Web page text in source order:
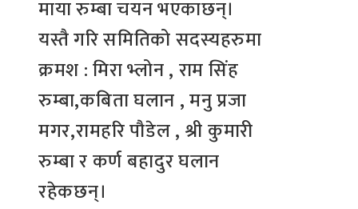
माया रुम्बा चयन भएकाछन्।
यस्तै गरि समितिको सदस्यहरुमा
क्रमश : मिरा भ्लोन , राम सिंह
रुम्बा,कबिता घलान , मनु प्रजा
मगर,रामहरि पौडेल , श्री कुमारी
रुम्बा र कर्ण बहादुर घलान
रहेकछन्।